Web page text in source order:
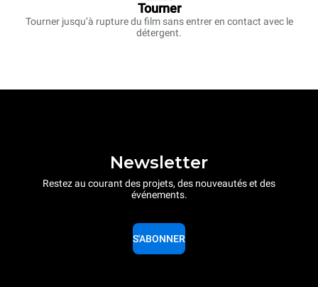
Tourner
Tourner jusqu’à rupture du film sans entrer en contact avec le
détergent.
Newsletter
Restez au courant des projets, des nouveautés et des
événements.
S'ABONNER